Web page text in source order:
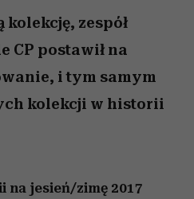
zespół
CP postawił na
i tym samym
kolekcji w historii
na jesień/zimę 2017